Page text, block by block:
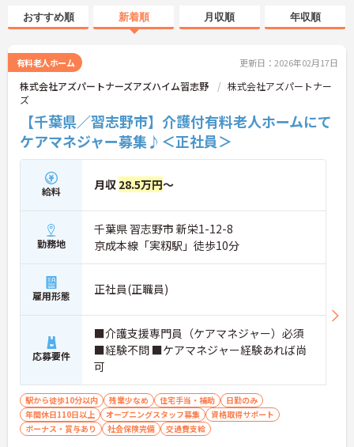
おすすめ順 新着順 月収順 年収順
有料老人ホーム 更新日：2026年02月17日
株式会社アズパートナーズアズハイム習志野
株式会社アズパートナー
ズ
【千葉県／習志野市】介護付有料老人ホームにて
ケアマネジャー募集♪＜正社員＞
給料 月収 28.5万円～
勤務地
千葉県 習志野市 新栄1-12-8
京成本線「実籾駅」徒歩10分
雇用形態 正社員(正職員)
応募要件
■介護支援専門員（ケアマネジャー）必須
■経験不問 ■ケアマネジャー経験あれば尚
可
駅から徒歩10分以内 残業少なめ 住宅手当・補助
日勤のみ
年間休日110日以上
オープニングスタッフ募集
資格取得サポート
ボーナス・賞与あり
社会保険完備 交通費支給